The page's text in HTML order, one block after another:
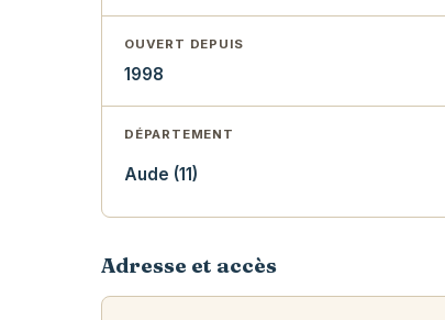
OUVERT DEPUIS
1998
DÉPARTEMENT
Aude (11)
Adresse et accès